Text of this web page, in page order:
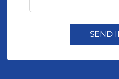
SEND